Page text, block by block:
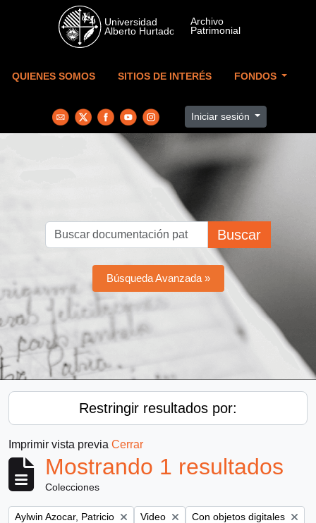
Skip to main content
QUIENES SOMOS SITIOS DE INTERÉS FONDOS
Iniciar sesión
Buscar
Búsqueda Avanzada »
Restringir resultados por:
Imprimir vista previa Cerrar
Mostrando 1 resultados
Colecciones
Remove filter:
Aylwin Azocar, Patricio Remove filter:
Video Remove filter:
Con objetos digitales